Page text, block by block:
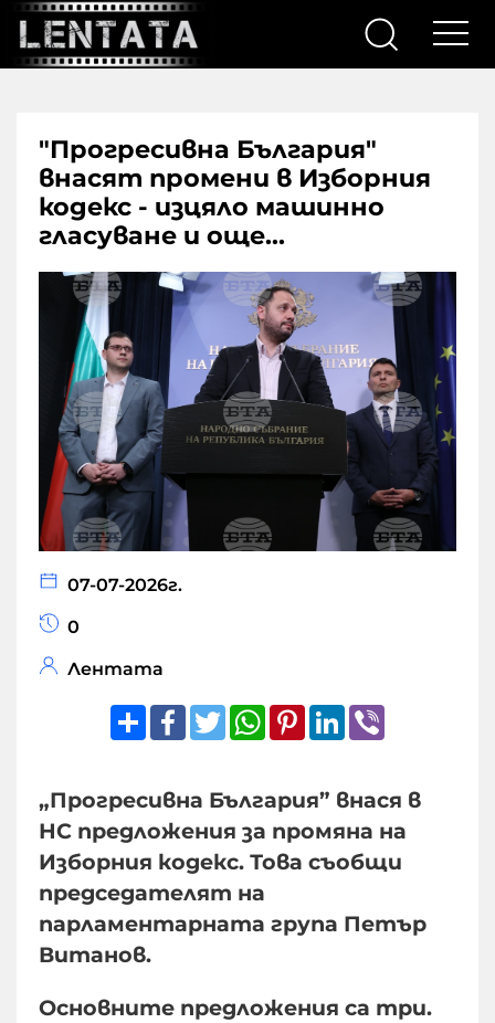
"Прогресивна България"
внасят промени в Изборния
кодекс - изцяло машинно
гласуване и още...
07-07-2026г.
0
Лентата
ShareFacebook
TwitterWhatsApp
Pinterest
LinkedIn
„Прогресивна България” внася в
НС предложения за промяна на
Изборния кодекс. Това съобщи
председателят на
парламентарната група Петър
Витанов.
Основните предложения са три.